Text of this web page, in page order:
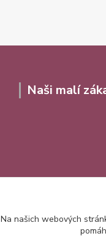
Naši malí
Na našich webových